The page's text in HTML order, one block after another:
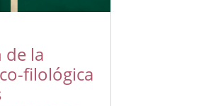
de la
filológica